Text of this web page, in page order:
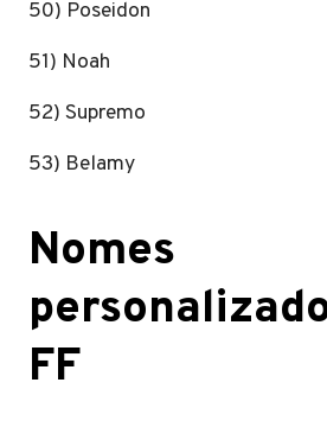
50) Poseidon
51) Noah
52) Supremo
53) Belamy
Nomes
FF